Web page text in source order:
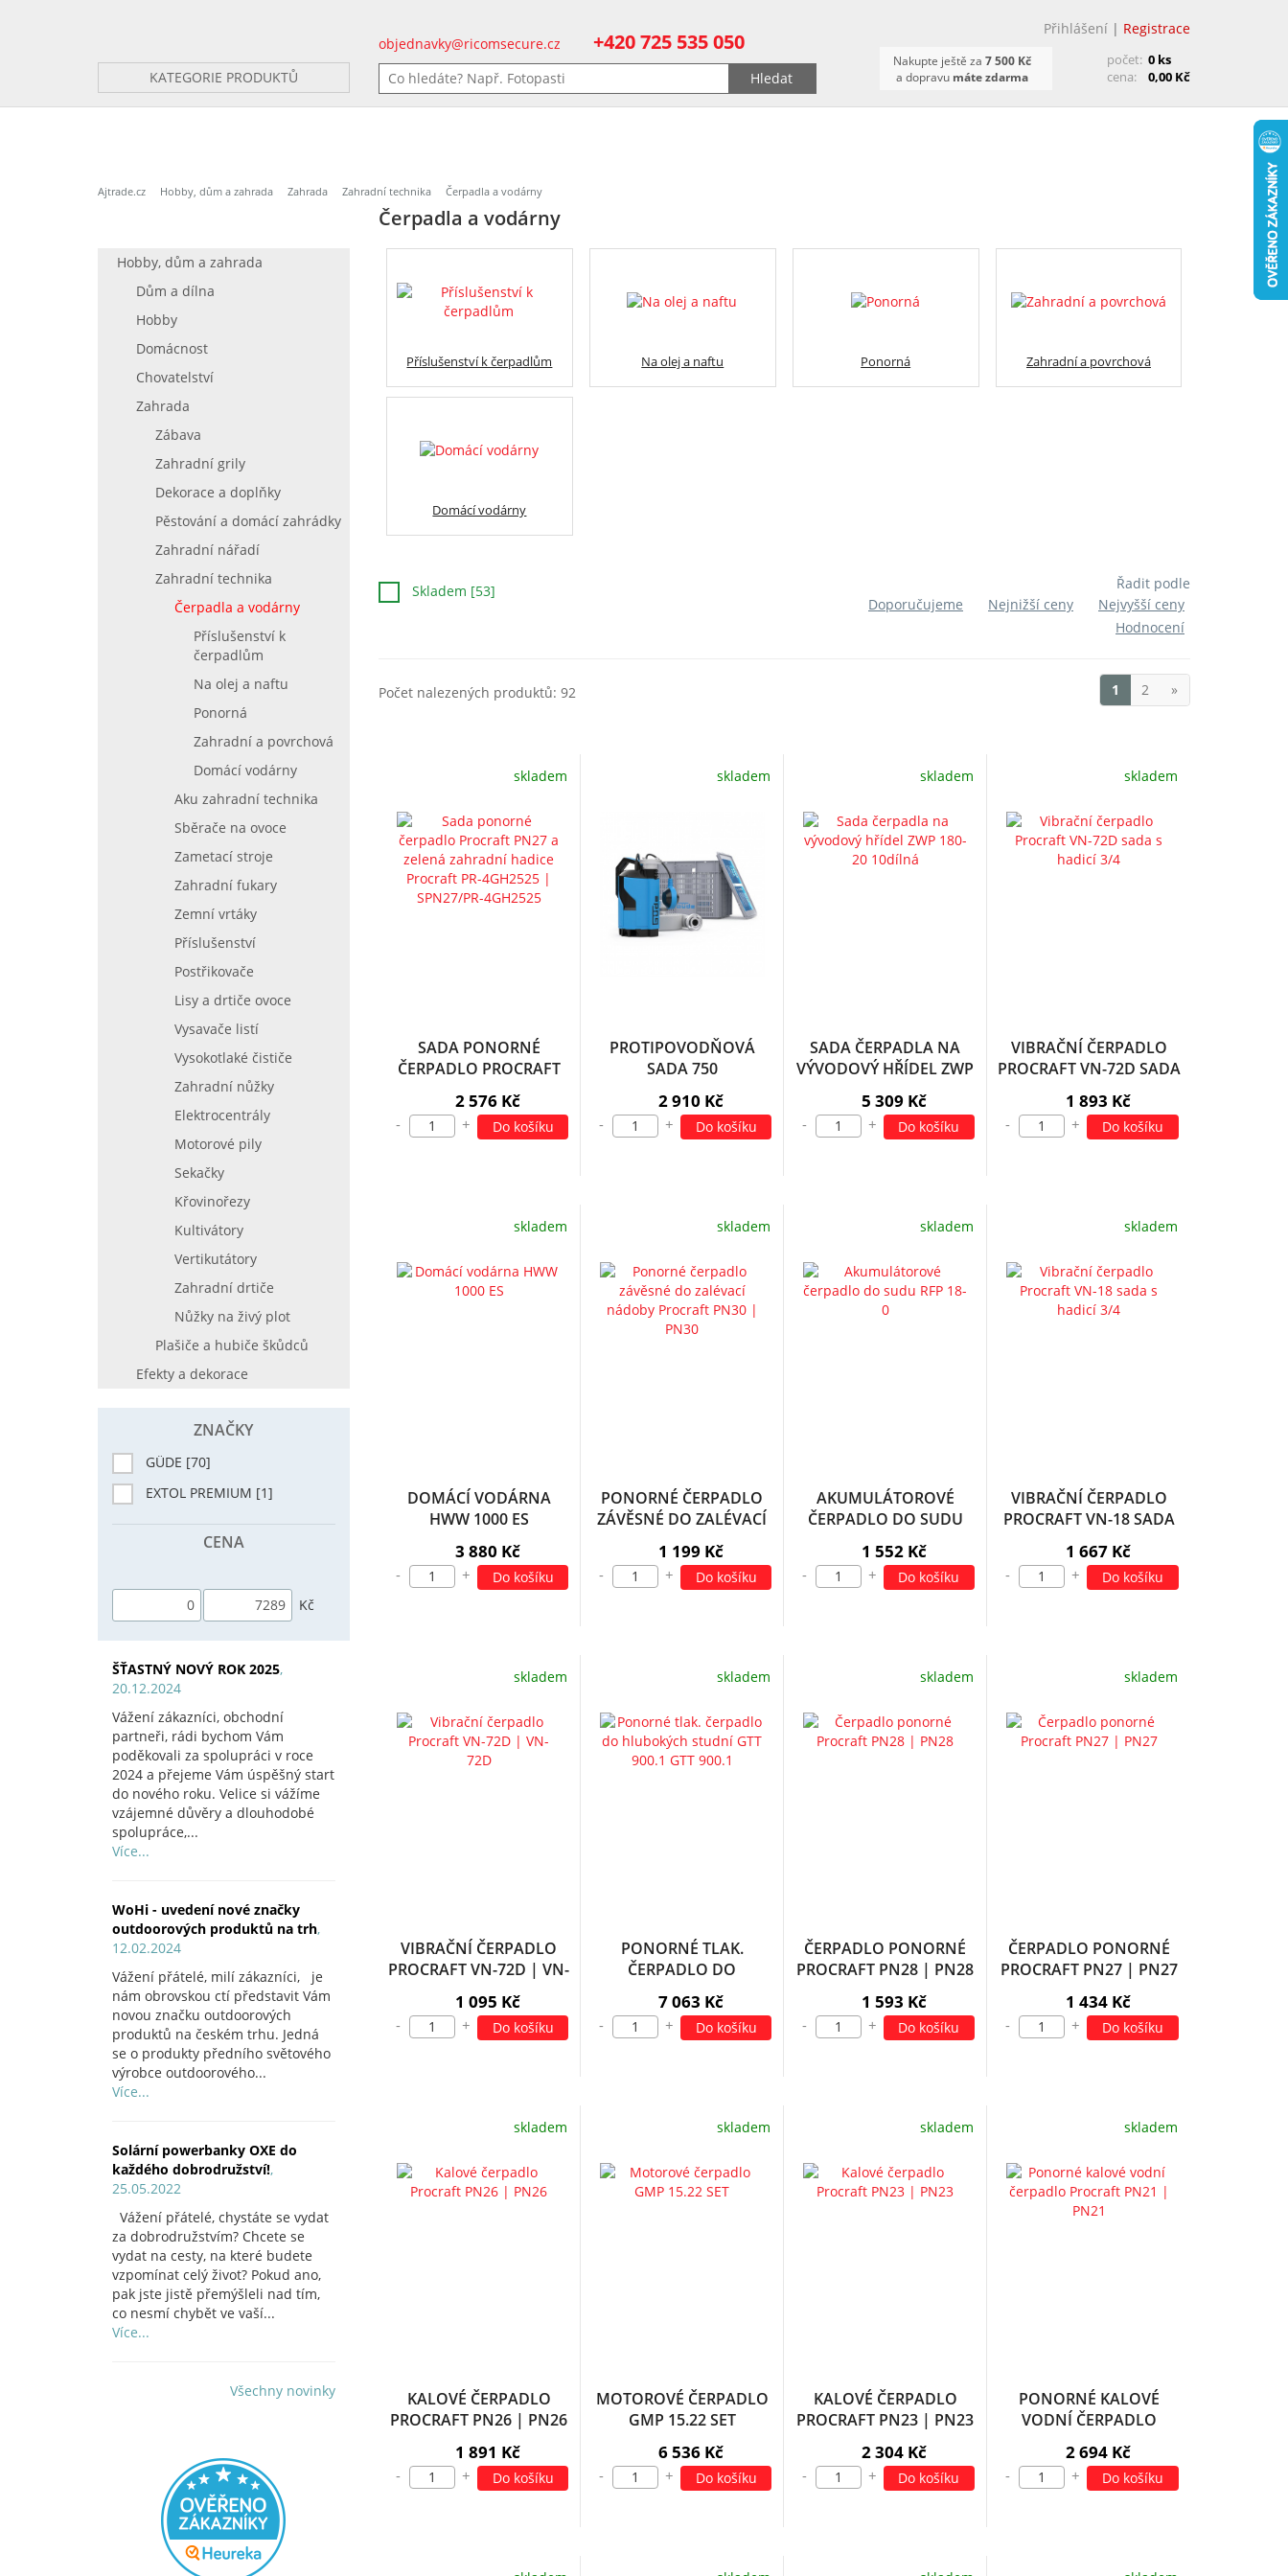
KATEGORIE PRODUKTŮ
objednavky@ricomsecure.cz +420 725 535 050
Přihlášení | Registrace
počet: 0 ks
cena:
0,00 Kč
Nakupte ještě za 7 500 Kč
a dopravu máte zdarma
Ajtrade.cz Hobby, dům a zahrada Zahrada Zahradní technika Čerpadla a vodárny
Čerpadla a vodárny
Hobby, dům a zahrada
Dům a dílna
Hobby
Domácnost
Chovatelství
Zahrada
Zábava
Zahradní grily
Dekorace a doplňky
Pěstování a domácí zahrádky
Zahradní nářadí
Zahradní technika
Čerpadla a vodárny
Příslušenství k
čerpadlům
Na olej a naftu
Ponorná
Zahradní a povrchová
Domácí vodárny
Aku zahradní technika
Sběrače na ovoce
Zametací stroje
Zahradní fukary
Zemní vrtáky
Příslušenství
Postřikovače
Lisy a drtiče ovoce
Vysavače listí
Vysokotlaké čističe
Zahradní nůžky
Elektrocentrály
Motorové pily
Sekačky
Křovinořezy
Kultivátory
Vertikutátory
Zahradní drtiče
Nůžky na živý plot
Plašiče a hubiče škůdců
Efekty a dekorace
ZNAČKY
GÜDE [70]
EXTOL PREMIUM [1]
CENA
Kč
ŠŤASTNÝ NOVÝ ROK 2025,
20.12.2024
Vážení zákazníci, obchodní
partneři, rádi bychom Vám
poděkovali za spolupráci v roce
2024 a přejeme Vám úspěšný start
do nového roku. Velice si vážíme
vzájemné důvěry a dlouhodobé
spolupráce,...
Více...
WoHi - uvedení nové značky
outdoorových produktů na trh,
12.02.2024
Vážení přátelé, milí zákazníci, je
nám obrovskou ctí představit Vám
novou značku outdoorových
produktů na českém trhu. Jedná
se o produkty předního světového
výrobce outdoorového...
Více...
Solární powerbanky OXE do
každého dobrodružství!,
25.05.2022
Vážení přátelé, chystáte se vydat
za dobrodružstvím? Chcete se
vydat na cesty, na které budete
vzpomínat celý život? Pokud ano,
pak jste jistě přemýšleli nad tím,
co nesmí chybět ve vaší...
Více...
Všechny novinky
Příslušenství k čerpadlům Na olej a naftu Ponorná Zahradní a povrchová
Domácí vodárny
Skladem [53]
Řadit podle
Doporučujeme
Nejnižší ceny
Nejvyšší ceny
Hodnocení
Počet nalezených produktů: 92 1 2 »
skladem
SADA PONORNÉ
ČERPADLO PROCRAFT
PN27 A ZELENÁ
ZAHRADNÍ HADICE
PROCRAFT PR-4GH2525
2 576 Kč
- + Do košíku
skladem
PROTIPOVODŇOVÁ
SADA 750
2 910 Kč
- + Do košíku
skladem
SADA ČERPADLA NA
VÝVODOVÝ HŘÍDEL ZWP
180-20 10DÍLNÁ
5 309 Kč
- + Do košíku
skladem
VIBRAČNÍ ČERPADLO
PROCRAFT VN-72D SADA
S HADICÍ 3/4" | SVN-72D
1 893 Kč
- + Do košíku
skladem
DOMÁCÍ VODÁRNA
HWW 1000 ES
3 880 Kč
- + Do košíku
skladem
PONORNÉ ČERPADLO
ZÁVĚSNÉ DO ZALÉVACÍ
NÁDOBY PROCRAFT
PN30 | PN30
1 199 Kč
- + Do košíku
skladem
AKUMULÁTOROVÉ
ČERPADLO DO SUDU
1 552 Kč
- + Do košíku
skladem
VIBRAČNÍ ČERPADLO
PROCRAFT VN-18 SADA
S HADICÍ 3/4" | SVN-18
1 667 Kč
- + Do košíku
skladem
VIBRAČNÍ ČERPADLO
PROCRAFT VN-72D | VN-
1 095 Kč
- + Do košíku
skladem
PONORNÉ TLAK.
ČERPADLO DO
HLUBOKÝCH STUDNÍ
GTT 900.1 GTT 900.1
7 063 Kč
- + Do košíku
skladem
ČERPADLO PONORNÉ
PROCRAFT PN28 | PN28
1 593 Kč
- + Do košíku
skladem
ČERPADLO PONORNÉ
PROCRAFT PN27 | PN27
1 434 Kč
- + Do košíku
skladem
KALOVÉ ČERPADLO
PROCRAFT PN26 | PN26
1 891 Kč
- + Do košíku
skladem
MOTOROVÉ ČERPADLO
GMP 15.22 SET
6 536 Kč
- + Do košíku
skladem
KALOVÉ ČERPADLO
PROCRAFT PN23 | PN23
2 304 Kč
- + Do košíku
skladem
PONORNÉ KALOVÉ
VODNÍ ČERPADLO
PROCRAFT PN21 | PN21
2 694 Kč
- + Do košíku